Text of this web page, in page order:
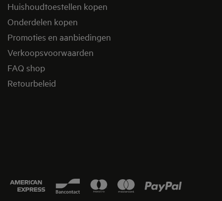
Huishoudtoestellen kopen
Onderdelen kopen
Promoties en aanbiedingen
Verkoopsvoorwaarden
FAQ shop
Retourbeleid​